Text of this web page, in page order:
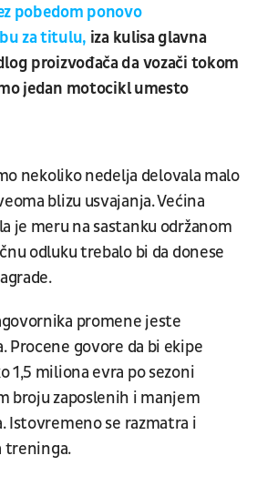
pobedom ponovo
za titulu, iza kulisa glavna
proizvođača da vozači tokom
jedan motocikl umesto
nekoliko nedelja delovala malo
blizu usvajanja. Većina
je meru na sastanku održanom
odluku trebalo bi da donese
promene jeste
Procene govore da bi ekipe
1,5 miliona evra po sezoni
broju zaposlenih i manjem
Istovremeno se razmatra i
treninga.